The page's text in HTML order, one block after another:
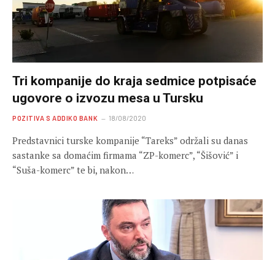
Tri kompanije do kraja sedmice potpisaće
ugovore o izvozu mesa u Tursku
POZITIVA S ADDIKO BANK 18/08/2020
Predstavnici turske kompanije “Tareks” održali su danas
sastanke sa domaćim firmama “ZP-komerc”, “Šišović” i
“Suša-komerc” te bi, nakon…